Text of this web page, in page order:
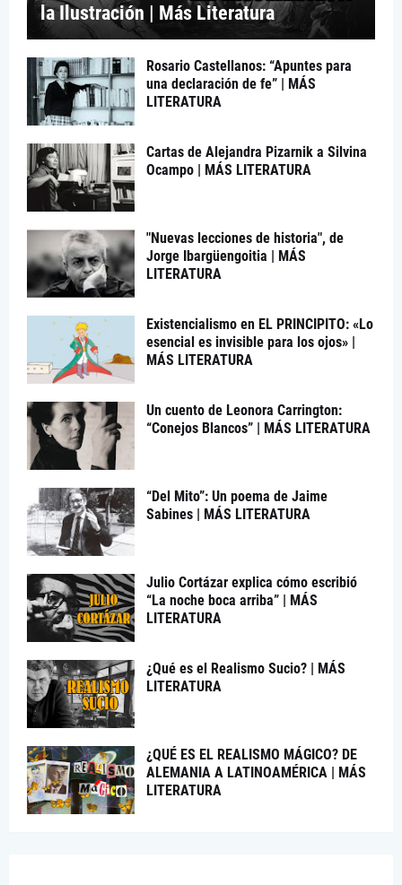
la Ilustración | Más Literatura
Rosario Castellanos: “Apuntes para
una declaración de fe” | MÁS
LITERATURA
Cartas de Alejandra Pizarnik a Silvina
Ocampo | MÁS LITERATURA
"Nuevas lecciones de historia", de
Jorge Ibargüengoitia | MÁS
LITERATURA
Existencialismo en EL PRINCIPITO: «Lo
esencial es invisible para los ojos» |
MÁS LITERATURA
Un cuento de Leonora Carrington:
“Conejos Blancos” | MÁS LITERATURA
“Del Mito”: Un poema de Jaime
Sabines | MÁS LITERATURA
Julio Cortázar explica cómo escribió
“La noche boca arriba” | MÁS
LITERATURA
¿Qué es el Realismo Sucio? | MÁS
LITERATURA
¿QUÉ ES EL REALISMO MÁGICO? DE
ALEMANIA A LATINOAMÉRICA | MÁS
LITERATURA